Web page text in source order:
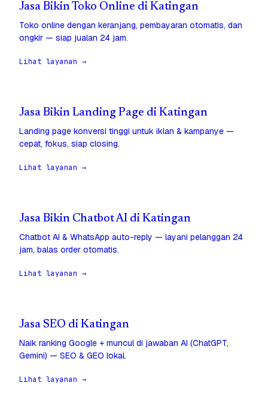
Jasa Bikin Toko Online di Katingan
Toko online dengan keranjang, pembayaran otomatis, dan
ongkir — siap jualan 24 jam.
Lihat layanan →
Jasa Bikin Landing Page di Katingan
Landing page konversi tinggi untuk iklan & kampanye —
cepat, fokus, siap closing.
Lihat layanan →
Jasa Bikin Chatbot AI di Katingan
Chatbot AI & WhatsApp auto-reply — layani pelanggan 24
jam, balas order otomatis.
Lihat layanan →
Jasa SEO di Katingan
Naik ranking Google + muncul di jawaban AI (ChatGPT,
Gemini) — SEO & GEO lokal.
Lihat layanan →